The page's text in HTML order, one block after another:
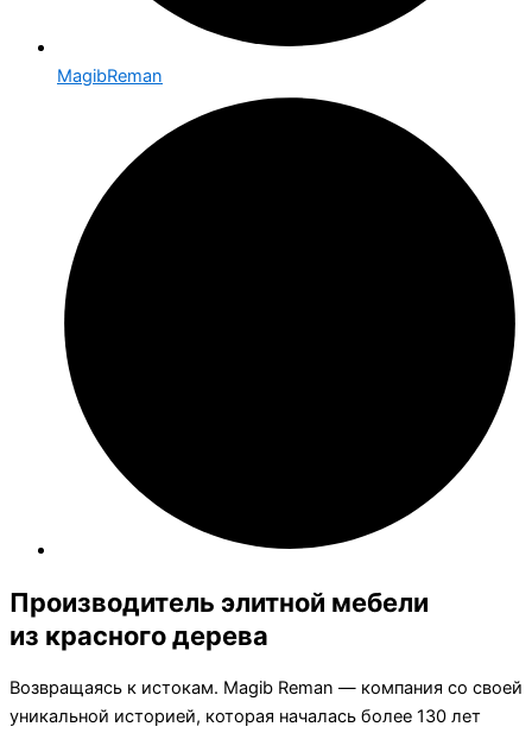
MagibReman
Производитель элитной мебели
из красного дерева
Возвращаясь к истокам. Magib Reman — компания со своей
уникальной историей, которая началась более 130 лет